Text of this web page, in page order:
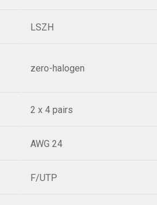
LSZH
zero-halogen
2 x 4 pairs
AWG 24
F/UTP